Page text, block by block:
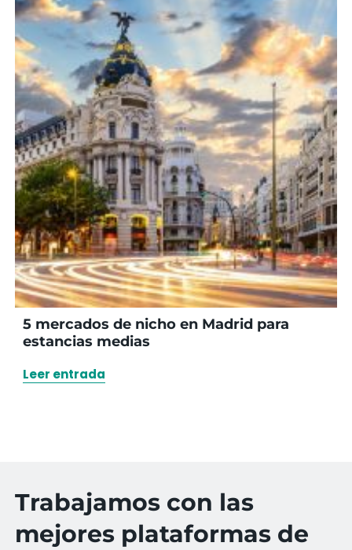
5 mercados de nicho en Madrid para
estancias medias
Leer entrada
Trabajamos con las
mejores plataformas de